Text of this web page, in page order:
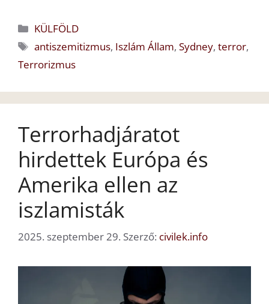
Kategória
KÜLFÖLD
Címkék
antiszemitizmus, Iszlám Állam,Sydney,terror,
Terrorizmus
Terrorhadjáratot
hirdettek Európa és
Amerika ellen az
iszlamisták
2025. szeptember 29. Szerző: civilek.info